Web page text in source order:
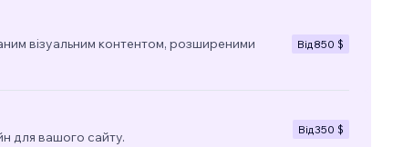
візуальним контентом, розширеними
Від 850 $
для вашого сайту.
Від350 $